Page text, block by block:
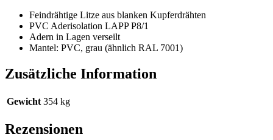
Feindrähtige Litze aus blanken Kupferdrähten
PVC Aderisolation LAPP P8/1
Adern in Lagen verseilt
Mantel: PVC, grau (ähnlich RAL 7001)
Zusätzliche Information
Gewicht 354 kg
Rezensionen